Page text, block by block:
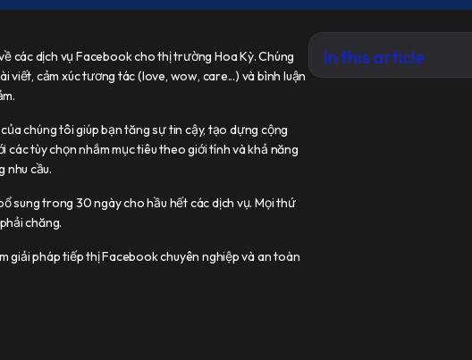
các dịch vụ Facebook cho thị trường Hoa Kỳ. Chúng
cảm xúc tương tác (love, wow, care...) và bình luận
chúng tôi giúp bạn tăng sự tin cậy, tạo dựng cộng
tùy chọn nhắm mục tiêu theo giới tính và khả năng
nhu cầu.
sung trong 30 ngày cho hầu hết các dịch vụ. Mọi thứ
chăng.
giải pháp tiếp thị Facebook chuyên nghiệp và an toàn
In this article